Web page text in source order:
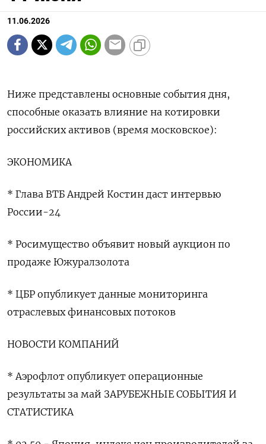
11.06.2026
Ниже представлены основные события дня,
способные оказать влияние на котировки
российских активов (время московское):
ЭКОНОМИКА
* ‌Глава ВТБ Андрей Костин даст интервью
России-24
* Росимущество объявит новый аукцион ​по
продаже ​Южуралзолота
* ​ЦБР опубликует ⁠данные мониторинга
отраслевых ‌финансовых потоков
НОВОСТИ КОМПАНИЙ
* Аэрофлот опубликует ‌операционные
результаты за май ЗАРУБЕЖНЫЕ СОБЫТИЯ И ​
СТАТИСТИКА